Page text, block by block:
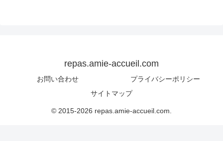
repas.amie-accueil.com
お問い合わせ
プライバシーポリシー
サイトマップ
© 2015-2026 repas.amie-accueil.com.